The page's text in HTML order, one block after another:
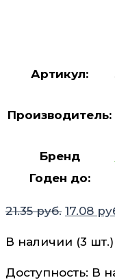
Артикул:
Производитель:
Бренд
Годен до:
21.35руб.
21.35
17.08
В наличии (3 шт.)
Доступность: В